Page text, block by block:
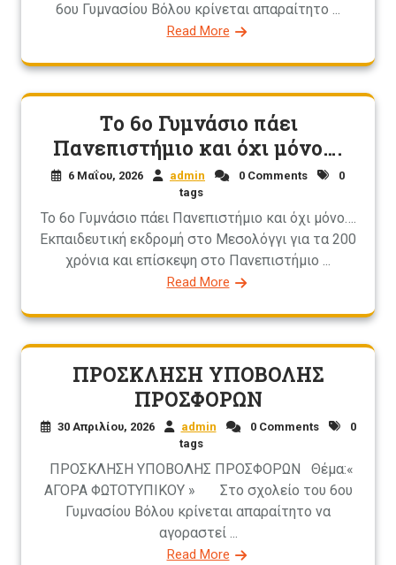
6ου Γυμνασίου Βόλου κρίνεται απαραίτητο ...
Read More
Το 6ο Γυμνάσιο πάει
Πανεπιστήμιο και όχι μόνο….
6 Μαΐου, 2026 admin 0 Comments
0
tags
Το 6ο Γυμνάσιο πάει Πανεπιστήμιο και όχι μόνο….
Εκπαιδευτική εκδρομή στο Μεσολόγγι για τα 200
χρόνια και επίσκεψη στο Πανεπιστήμιο ...
Read More
ΠΡΟΣΚΛΗΣΗ ΥΠΟΒΟΛΗΣ
ΠΡΟΣΦΟΡΩΝ
30 Απριλίου, 2026 admin 0 Comments
0
tags
ΠΡΟΣΚΛΗΣΗ ΥΠΟΒΟΛΗΣ ΠΡΟΣΦΟΡΩΝ Θέμα:«
ΑΓΟΡΑ ΦΩΤΟΤΥΠΙΚΟΥ » Στο σχολείο του 6ου
Γυμνασίου Βόλου κρίνεται απαραίτητο να
αγοραστεί ...
Read More